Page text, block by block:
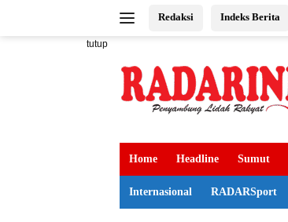
Redaksi Indeks Berita
tutup
Home Headline Sumut
Internasional RADARSport